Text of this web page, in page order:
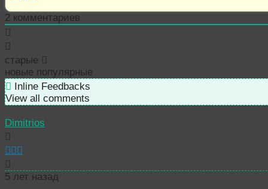
2 комментариев
старые
новые популярные
Inline Feedbacks
View all comments
Dimitrios
5 лет назад